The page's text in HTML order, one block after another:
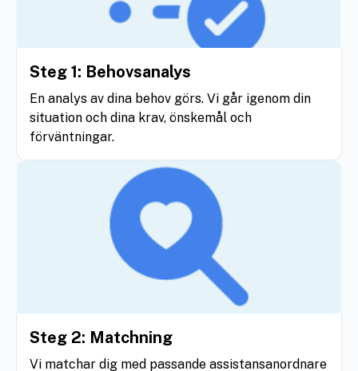
Steg 1: Behovsanalys
En analys av dina behov görs. Vi går igenom din
situation och dina krav, önskemål och
förväntningar.
Steg 2: Matchning
Vi matchar dig med passande assistansanordnare